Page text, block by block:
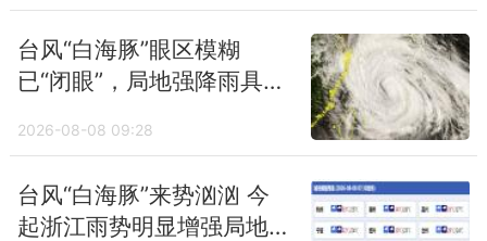
台风“白海豚”眼区模糊
已“闭眼”，局地强降雨具有
于台风危险半圆
2026-08-08 09:28
台风“白海豚”来势汹汹 今
起浙江雨势明显增强局地